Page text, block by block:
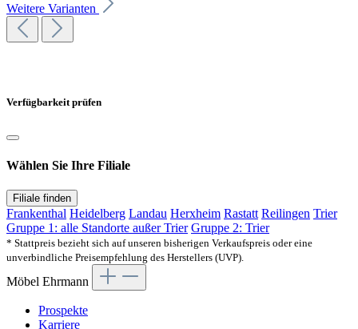
Weitere Varianten
Verfügbarkeit prüfen
Wählen Sie Ihre Filiale
Filiale finden
Frankenthal Heidelberg Landau Herxheim Rastatt Reilingen Trier
Gruppe 1: alle Standorte außer Trier Gruppe 2: Trier
* Stattpreis bezieht sich auf unseren bisherigen Verkaufspreis oder eine
unverbindliche Preisempfehlung des Herstellers (UVP).
Möbel Ehrmann
Prospekte
Karriere